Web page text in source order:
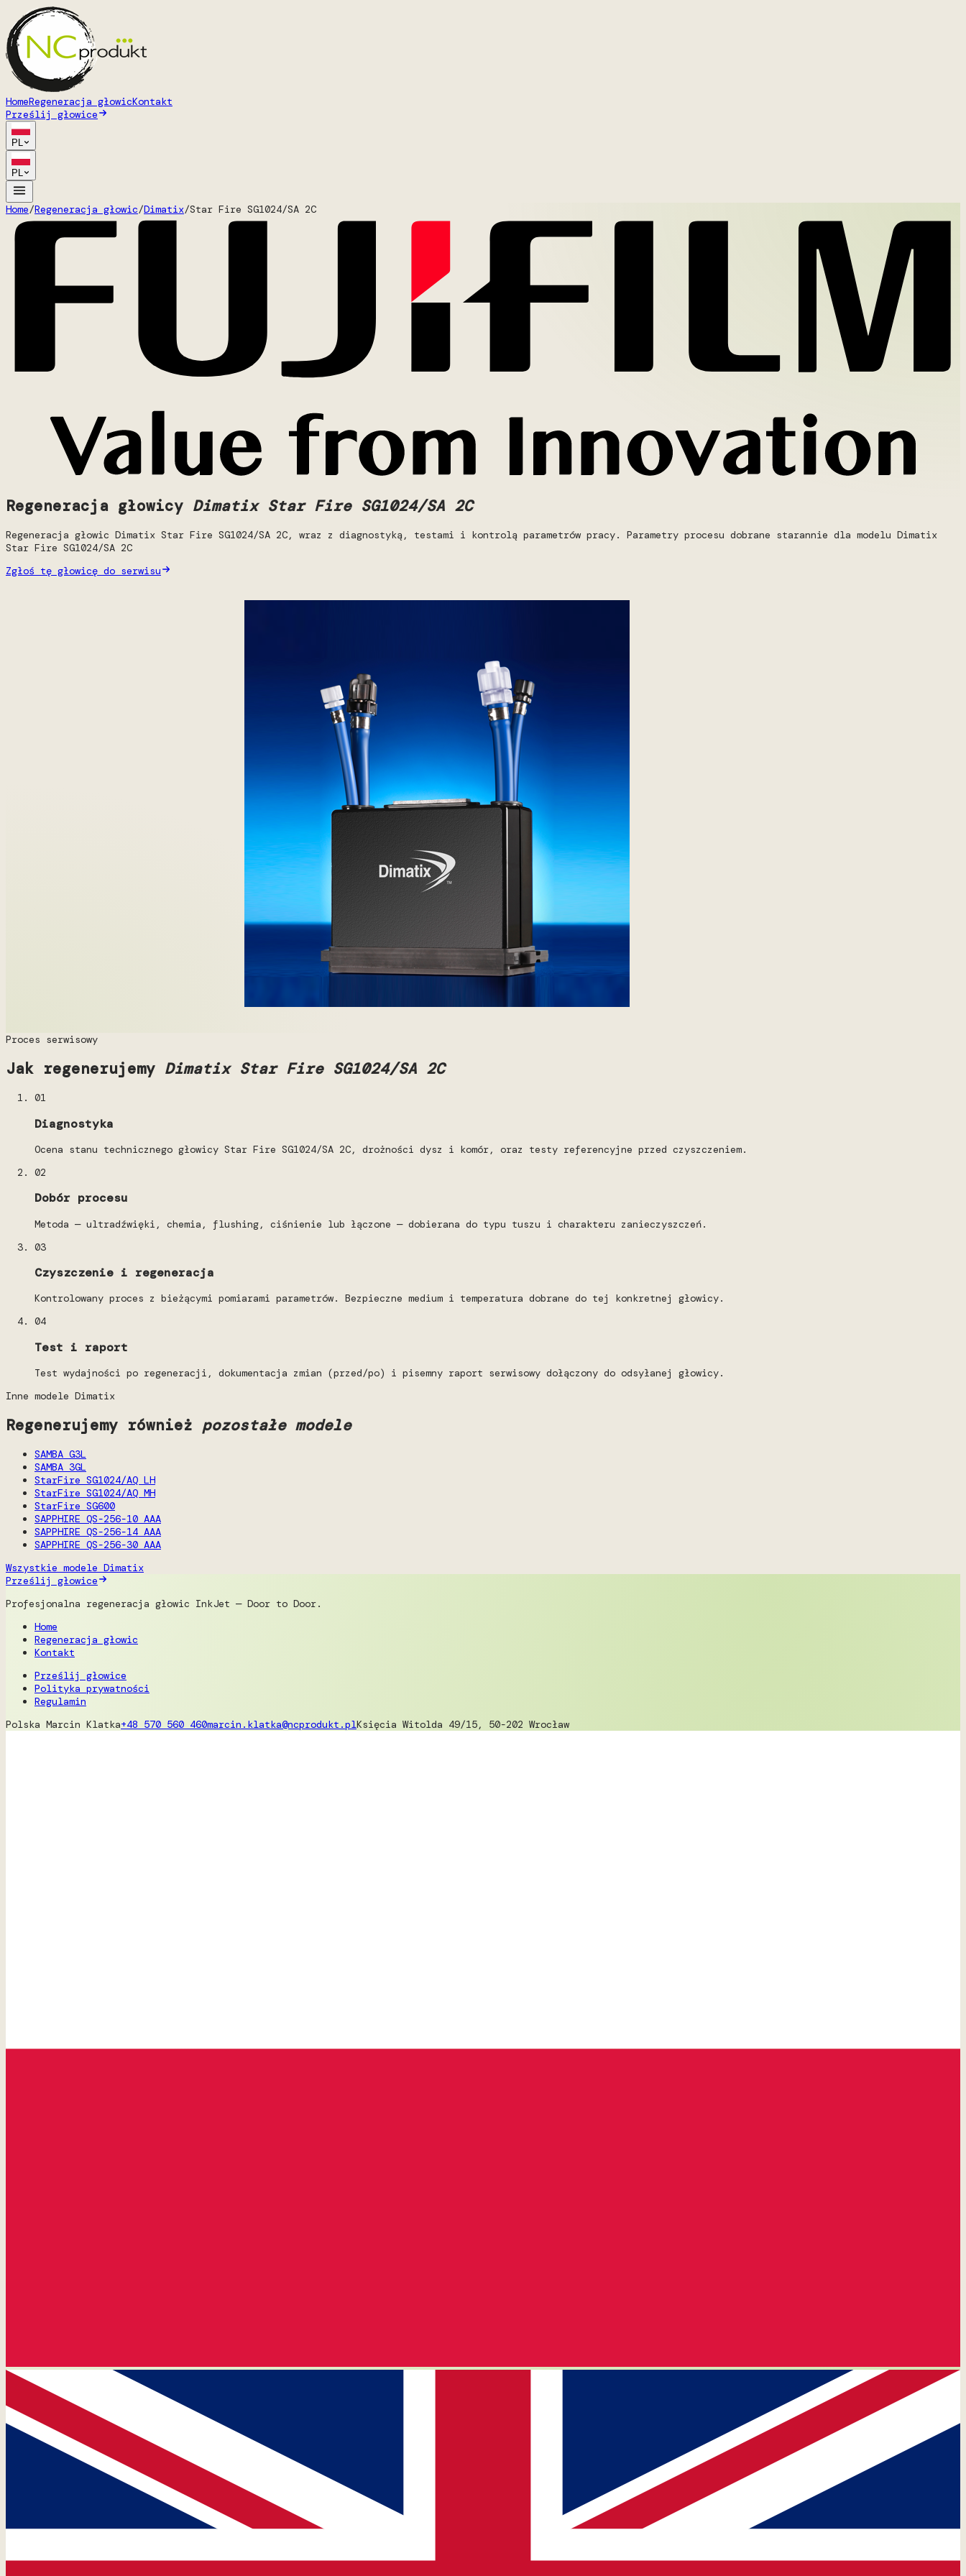
HomeRegeneracja głowicKontakt
Prześlij głowice
PL
PL
Home/Regeneracja głowic/Dimatix/Star Fire SG1024/SA 2C
Regeneracja głowicy Dimatix Star Fire SG1024/SA 2C
Regeneracja głowic Dimatix Star Fire SG1024/SA 2C, wraz z diagnostyką, testami i kontrolą parametrów pracy. Parametry procesu dobrane starannie dla modelu Dimatix
Star Fire SG1024/SA 2C
Zgłoś tę głowicę do serwisu
Proces serwisowy
Jak regenerujemy Dimatix Star Fire SG1024/SA 2C
01
Diagnostyka
Ocena stanu technicznego głowicy Star Fire SG1024/SA 2C, drożności dysz i komór, oraz testy referencyjne przed czyszczeniem.
02
Dobór procesu
Metoda — ultradźwięki, chemia, flushing, ciśnienie lub łączone — dobierana do typu tuszu i charakteru zanieczyszczeń.
03
Czyszczenie i regeneracja
Kontrolowany proces z bieżącymi pomiarami parametrów. Bezpieczne medium i temperatura dobrane do tej konkretnej głowicy.
04
Test i raport
Test wydajności po regeneracji, dokumentacja zmian (przed/po) i pisemny raport serwisowy dołączony do odsyłanej głowicy.
Inne modele Dimatix
Regenerujemy również pozostałe modele
SAMBA G3L
SAMBA 3GL
StarFire SG1024/AQ LH
StarFire SG1024/AQ MH
StarFire SG600
SAPPHIRE QS-256-10 AAA
SAPPHIRE QS-256-14 AAA
SAPPHIRE QS-256-30 AAA
Wszystkie modele Dimatix
Prześlij głowice
Profesjonalna regeneracja głowic InkJet — Door to Door.
Home
Regeneracja głowic
Kontakt
Prześlij głowice
Polityka prywatności
Regulamin
Polska Marcin Klatka+48 570 560 460marcin.klatka@ncprodukt.plKsięcia Witolda 49/15, 50-202 Wrocław